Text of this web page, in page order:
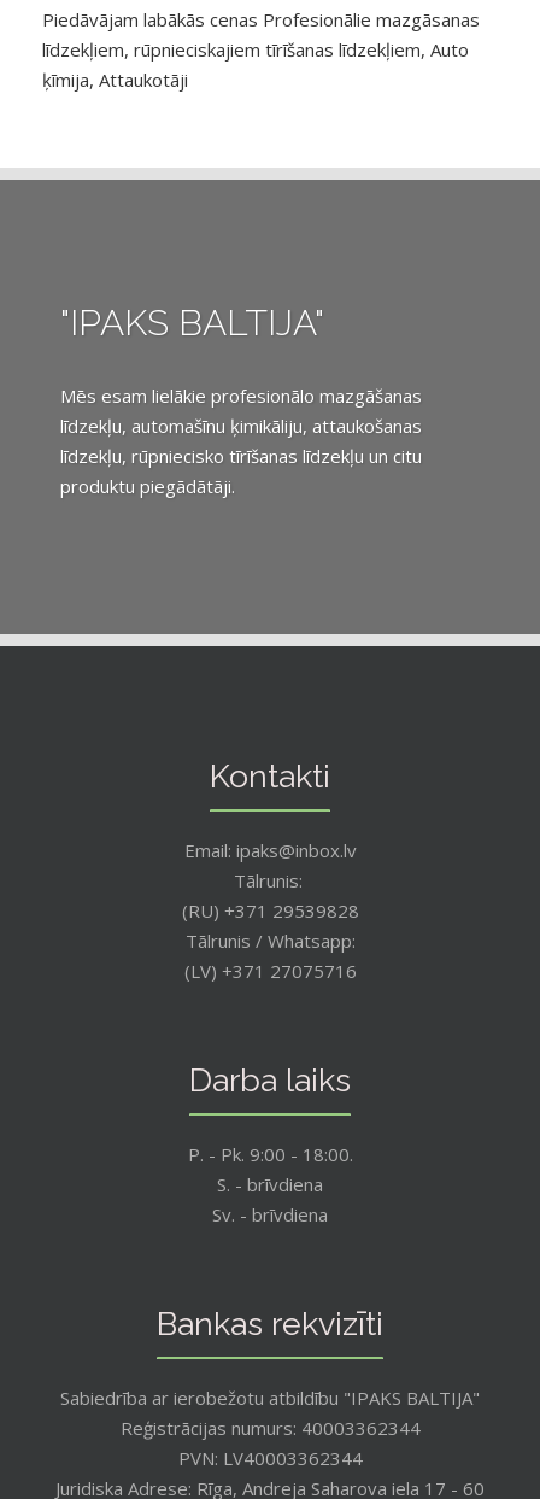
Piedāvājam labākās cenas Profesionālie mazgāsanas
līdzekļiem, rūpnieciskajiem tīrīšanas līdzekļiem, Auto
ķīmija, Attaukotāji
"IPAKS BALTIJA"
Mēs esam lielākie profesionālo mazgāšanas
līdzekļu, automašīnu ķimikāliju, attaukošanas
līdzekļu, rūpniecisko tīrīšanas līdzekļu un citu
produktu piegādātāji.
Kontakti
Email: ipaks@inbox.lv
Tālrunis:
(RU) +371 29539828
Tālrunis / Whatsapp:
(LV) +371 27075716
Darba laiks
P. - Pk. 9:00 - 18:00.
S. - brīvdiena
Sv. - brīvdiena
Bankas rekvizīti
Sabiedrība ar ierobežotu atbildību "IPAKS BALTIJA"
Reģistrācijas numurs: 40003362344
PVN: LV40003362344
Juridiska Adrese: Rīga, Andreja Saharova iela 17 - 60